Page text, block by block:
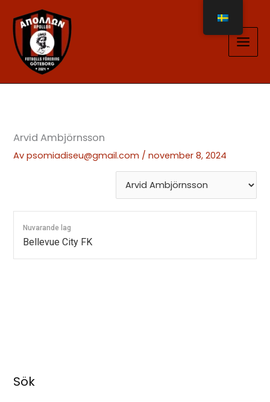
innehåll
Arvid Ambjörnsson
Avpsomiadiseu@gmail.com /november 8, 2024
Nuvarande lag
Bellevue City FK
Sök